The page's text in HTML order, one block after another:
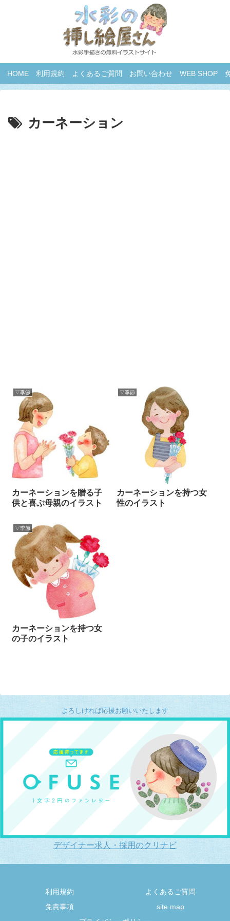
HOME 利用規約 よくあるご質問 お問い合わせ WEB SHOP
カーネーション
▽季節
カーネーションを贈る子
供と喜ぶ母親のイラスト
▽季節
カーネーションを持つ女
性のイラスト
▽季節
カーネーションを持つ女
の子のイラスト
よろしければ応援お願いいたします
デザイナー求人・採用のクリナビ
利用規約
よくあるご質問
免責事項
site map